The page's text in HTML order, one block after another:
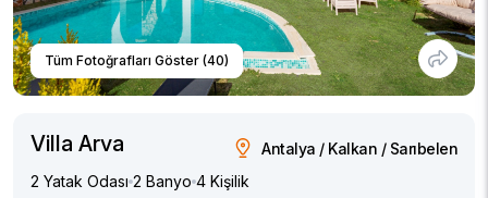
Tüm Fotoğrafları Göster (40)
Villa Arva
Antalya / Kalkan / Sarıbelen
2 Yatak Odası 2 Banyo 4 Kişilik